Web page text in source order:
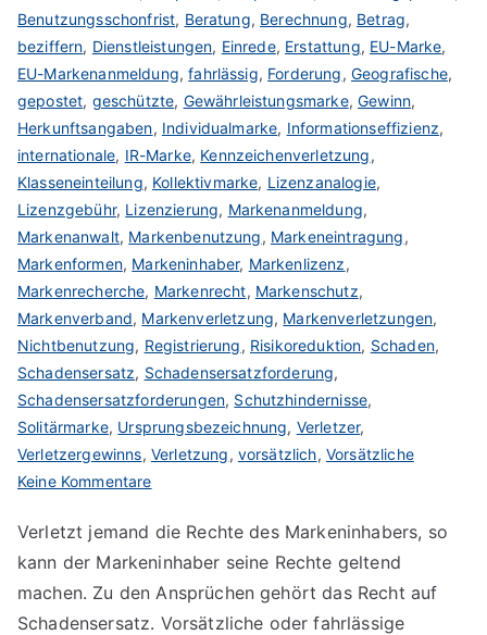
Benutzungsschonfrist, Beratung, Berechnung, Betrag,
beziffern, Dienstleistungen, Einrede, Erstattung, EU-Marke,
EU-Markenanmeldung,fahrlässig, Forderung, Geografische,
gepostet, geschützte, Gewährleistungsmarke,Gewinn,
Herkunftsangaben, Individualmarke, Informationseffizienz,
internationale, IR-Marke, Kennzeichenverletzung,
Klasseneinteilung, Kollektivmarke, Lizenzanalogie,
Lizenzgebühr, Lizenzierung, Markenanmeldung,
Markenanwalt, Markenbenutzung, Markeneintragung,
Markenformen, Markeninhaber, Markenlizenz,
Markenrecherche, Markenrecht, Markenschutz,
Markenverband, Markenverletzung, Markenverletzungen,
Nichtbenutzung, Registrierung, Risikoreduktion, Schaden,
Schadensersatz, Schadensersatzforderung,
Schadensersatzforderungen, Schutzhindernisse,
Solitärmarke, Ursprungsbezeichnung, Verletzer,
Verletzergewinns, Verletzung, vorsätzlich, Vorsätzliche
Keine Kommentarezu
bei
Markenverletzung
Verletzt jemand die Rechte des Markeninhabers, so
kann der Markeninhaber seine Rechte geltend
machen. Zu den Ansprüchen gehört das Recht auf
Schadensersatz. Vorsätzliche oder fahrlässige